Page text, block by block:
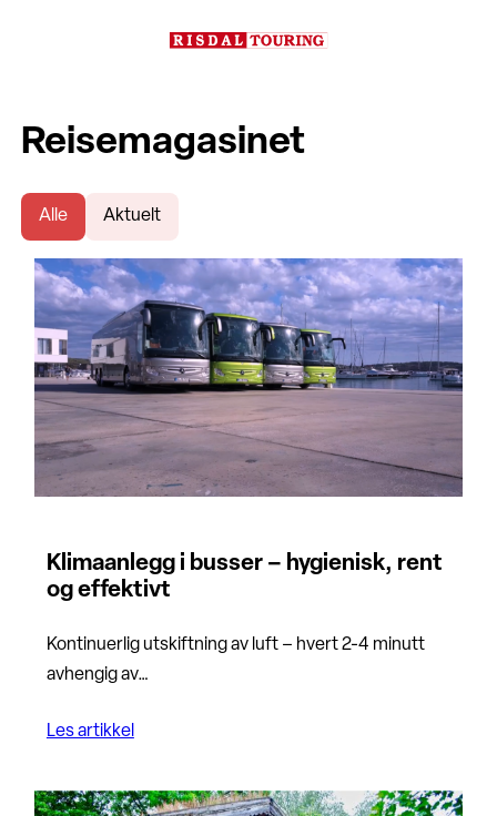
Reisemagasinet
Alle Aktuelt
Klimaanlegg i busser – hygienisk, rent
og effektivt
Kontinuerlig utskiftning av luft – hvert 2-4 minutt
avhengig av…
Les artikkel